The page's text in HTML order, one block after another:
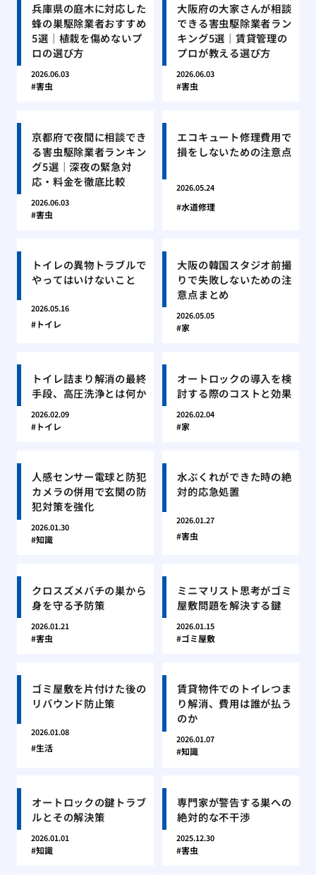
兵庫県の庭木に対応した
蜂の巣駆除業者おすすめ
5選｜植栽を傷めないプ
ロの選び方
2026.06.03
害虫
大阪府の大家さんが相談
できる害虫駆除業者ラン
キング5選｜賃貸管理の
プロが教える選び方
2026.06.03
害虫
京都府で夜間に相談でき
る害虫駆除業者ランキン
グ5選｜深夜の緊急対
応・料金を徹底比較
2026.06.03
害虫
エコキュート修理費用で
損をしないための注意点
2026.05.24
水道修理
トイレの異物トラブルで
やってはいけないこと
2026.05.16
トイレ
大阪の韓国スタジオ前撮
りで失敗しないための注
意点まとめ
2026.05.05
家
トイレ詰まり解消の最終
手段、高圧洗浄とは何か
2026.02.09
トイレ
オートロックの導入を検
討する際のコストと効果
2026.02.04
家
人感センサー電球と防犯
カメラの併用で玄関の防
犯対策を強化
2026.01.30
知識
水ぶくれができた時の絶
対的応急処置
2026.01.27
害虫
クロスズメバチの巣から
身を守る予防策
2026.01.21
害虫
ミニマリスト思考がゴミ
屋敷問題を解決する鍵
2026.01.15
ゴミ屋敷
ゴミ屋敷を片付けた後の
リバウンド防止策
2026.01.08
生活
賃貸物件でのトイレつま
り解消、費用は誰が払う
のか
2026.01.07
知識
オートロックの鍵トラブ
ルとその解決策
2026.01.01
知識
専門家が警告する巣への
絶対的な不干渉
2025.12.30
害虫